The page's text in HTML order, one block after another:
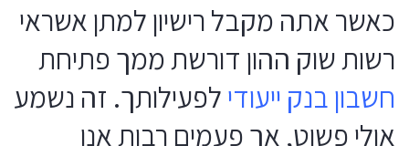
כאשר אתה מקבל רישיון למתן אשראי
רשות שוק ההון דורשת ממך פתיחת
חשבון בנק ייעודילפעילותך. זה נשמע
אולי פשוט, אך פעמים רבות אנו